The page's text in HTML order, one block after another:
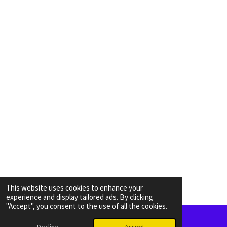
This website uses cookies to enhance your
experience and display tailored ads. By clicking
"Accept", you consent to the use of all the cookies.